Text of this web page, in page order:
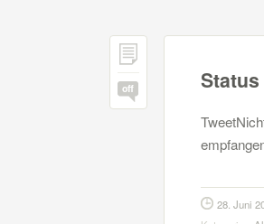
off Status
28. Juni